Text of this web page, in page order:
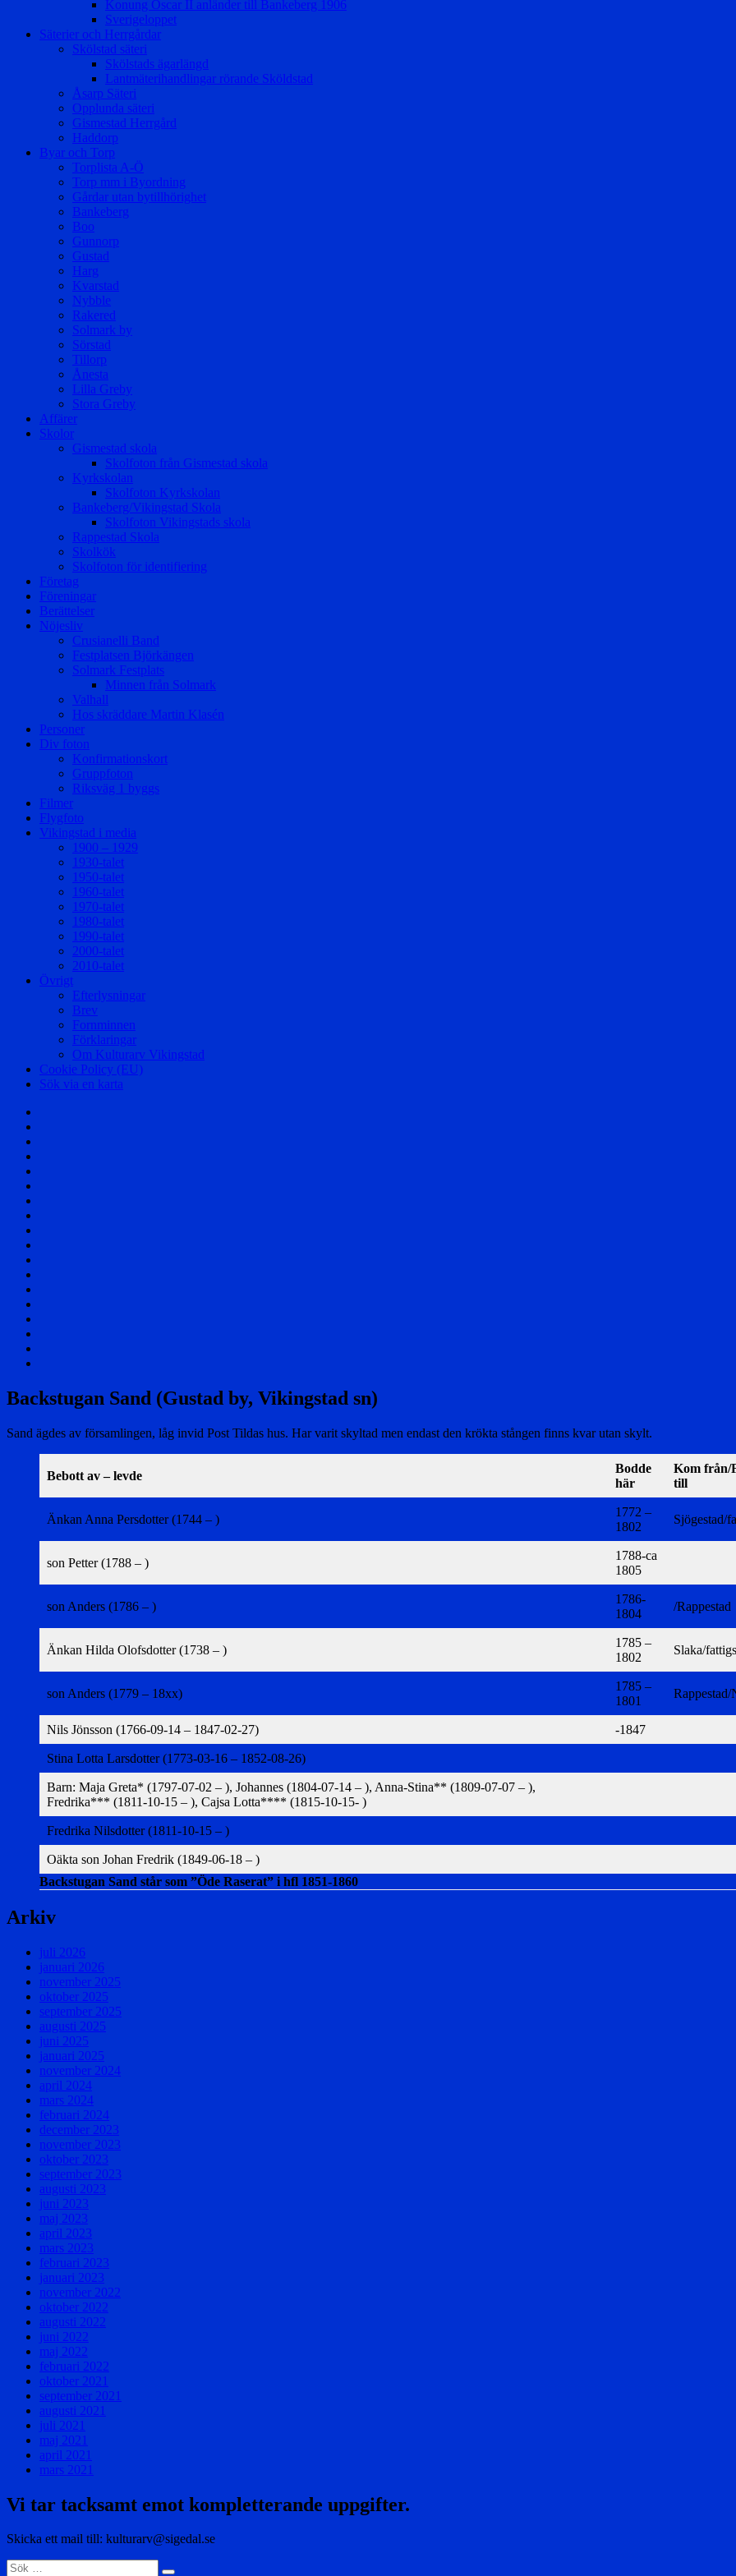
Konung Oscar II anländer till Bankeberg 1906
Sverigeloppet
Säterier och Herrgårdar
Skölstad säteri
Skölstads ägarlängd
Lantmäterihandlingar rörande Sköldstad
Åsarp Säteri
Opplunda säteri
Gismestad Herrgård
Haddorp
Byar och Torp
Torplista A-Ö
Torp mm i Byordning
Gårdar utan bytillhörighet
Bankeberg
Boo
Gunnorp
Gustad
Harg
Kvarstad
Nybble
Rakered
Solmark by
Sörstad
Tillorp
Ånesta
Lilla Greby
Stora Greby
Affärer
Skolor
Gismestad skola
Skolfoton från Gismestad skola
Kyrkskolan
Skolfoton Kyrkskolan
Bankeberg/Vikingstad Skola
Skolfoton Vikingstads skola
Rappestad Skola
Skolkök
Skolfoton för identifiering
Företag
Föreningar
Berättelser
Nöjesliv
Crusianelli Band
Festplatsen Björkängen
Solmark Festplats
Minnen från Solmark
Valhall
Hos skräddare Martin Klasén
Personer
Div foton
Konfirmationskort
Gruppfoton
Riksväg 1 byggs
Filmer
Flygfoto
Vikingstad i media
1900 – 1929
1930-talet
1950-talet
1960-talet
1970-talet
1980-talet
1990-talet
2000-talet
2010-talet
Övrigt
Efterlysningar
Brev
Fornminnen
Förklaringar
Om Kulturarv Vikingstad
Cookie Policy (EU)
Sök via en karta
en
karta
Backstugan Sand (Gustad by, Vikingstad sn)
Sand ägdes av församlingen, låg invid Post Tildas hus. Har varit skyltad men endast den krökta stången finns kvar utan skylt.
Bebott av – levde
Bodde
här
Kom från/
till
Änkan Anna Persdotter (1744 – )
1772 –
1802
Sjögestad/
son Petter (1788 – )
1788-ca
1805
son Anders (1786 – )
1786-
1804
/Rappestad
Änkan Hilda Olofsdotter (1738 – )
1785 –
1802
Slaka/
son Anders (1779 – 18xx)
1785 –
1801
Nils Jönsson (1766-09-14 – 1847-02-27) -1847
Stina Lotta Larsdotter (1773-03-16 – 1852-08-26)
Barn: Maja Greta* (1797-07-02 – ), Johannes (1804-07-14 – ), Anna-Stina** (1809-07-07 – ),
Fredrika*** (1811-10-15 – ), Cajsa Lotta**** (1815-10-15- )
Fredrika Nilsdotter (1811-10-15 – )
Oäkta son Johan Fredrik (1849-06-18 – )
Backstugan Sand står som ”Öde Raserat” i hfl 1851-1860
Arkiv
juli 2026
januari 2026
november 2025
oktober 2025
september 2025
augusti 2025
juni 2025
januari 2025
november 2024
april 2024
mars 2024
februari 2024
december 2023
november 2023
oktober 2023
september 2023
augusti 2023
juni 2023
maj 2023
april 2023
mars 2023
februari 2023
januari 2023
november 2022
oktober 2022
augusti 2022
juni 2022
maj 2022
februari 2022
oktober 2021
september 2021
augusti 2021
juli 2021
maj 2021
april 2021
mars 2021
Vi tar tacksamt emot kompletterande uppgifter.
Skicka ett mail till: kulturarv@sigedal.se
Sök